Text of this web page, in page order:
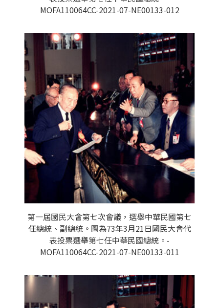
MOFA110064CC-2021-07-NE00133-012
第一屆國民大會第七次會議，選舉中華民國第七
任總統、副總統。圖為73年3月21日國民大會代
表投票選舉第七任中華民國總統。-
MOFA110064CC-2021-07-NE00133-011